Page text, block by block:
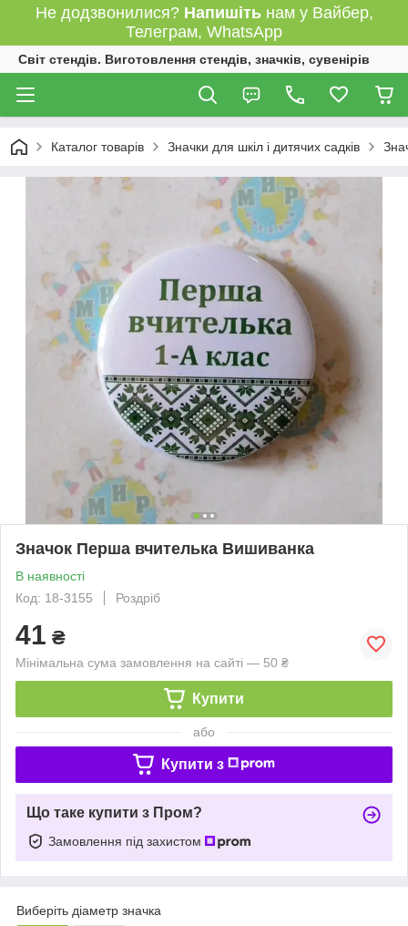
Не додзвонилися? Напишітьнам у Вайбер,
Телеграм, WhatsApp
Світ стендів. Виготовлення стендів, значків, сувенірів
Каталог товарів Значки для шкіл і дитячих садків
Значок Перша вчителька Вишиванка
В наявності
Код: 18-3155
Роздріб
41 ₴
Мінімальна сума замовлення на сайті — 50 ₴
Купити
або
Купити з
Що таке купити з Пром?
Замовлення під захистом
Виберіть діаметр значка